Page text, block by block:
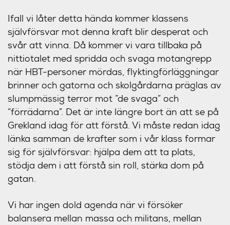
Ifall vi låter detta hända kommer klassens
självförsvar mot denna kraft blir desperat och
svår att vinna. Då kommer vi vara tillbaka på
nittiotalet med spridda och svaga motangrepp
när HBT-personer mördas, flyktingförläggningar
brinner och gatorna och skolgårdarna präglas av
slumpmässig terror mot ”de svaga” och
”förrädarna”. Det är inte längre bort än att se på
Grekland idag för att förstå. Vi måste redan idag
länka samman de krafter som i vår klass formar
sig för självförsvar: hjälpa dem att ta plats,
stödja dem i att förstå sin roll, stärka dom på
gatan.
Vi har ingen dold agenda när vi försöker
balansera mellan massa och militans, mellan